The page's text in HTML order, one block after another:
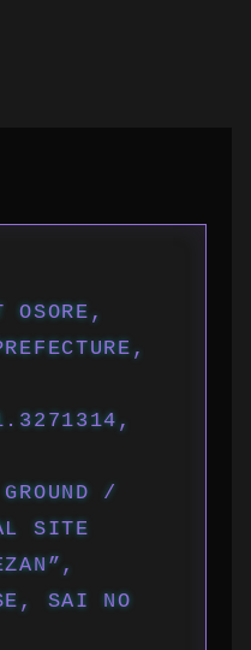
OSORE,
/
SITE
SAI NO